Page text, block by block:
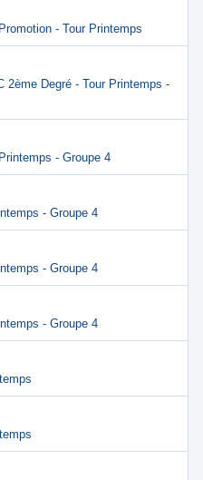
- Tour Printemps
2ème Degré - Tour Printemps -
- Groupe 4
- Groupe 4
- Groupe 4
- Groupe 4